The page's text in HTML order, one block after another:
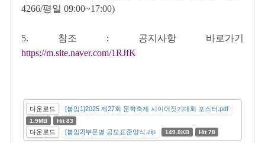
4266/평일 09:00~17:00)
5. 참조 : 공지사항 바로가기
https://m.site.naver.com/1RJfK
다운로드 [붙임1]2025 제27회 문학축제 시이어짓기대회 포스터.pdf
1.9MB Hit 83
다운로드 [붙임2]부문별 공모표준양식.zip 149.8KB Hit 78